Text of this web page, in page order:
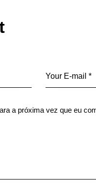
a próxima vez que eu